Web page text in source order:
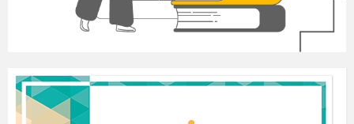
складається з однієї деталі. Ми складаємо фігурки з
одного листка паперу.
ІV. Підготовка учнів до засвоєння нового
матеріалу